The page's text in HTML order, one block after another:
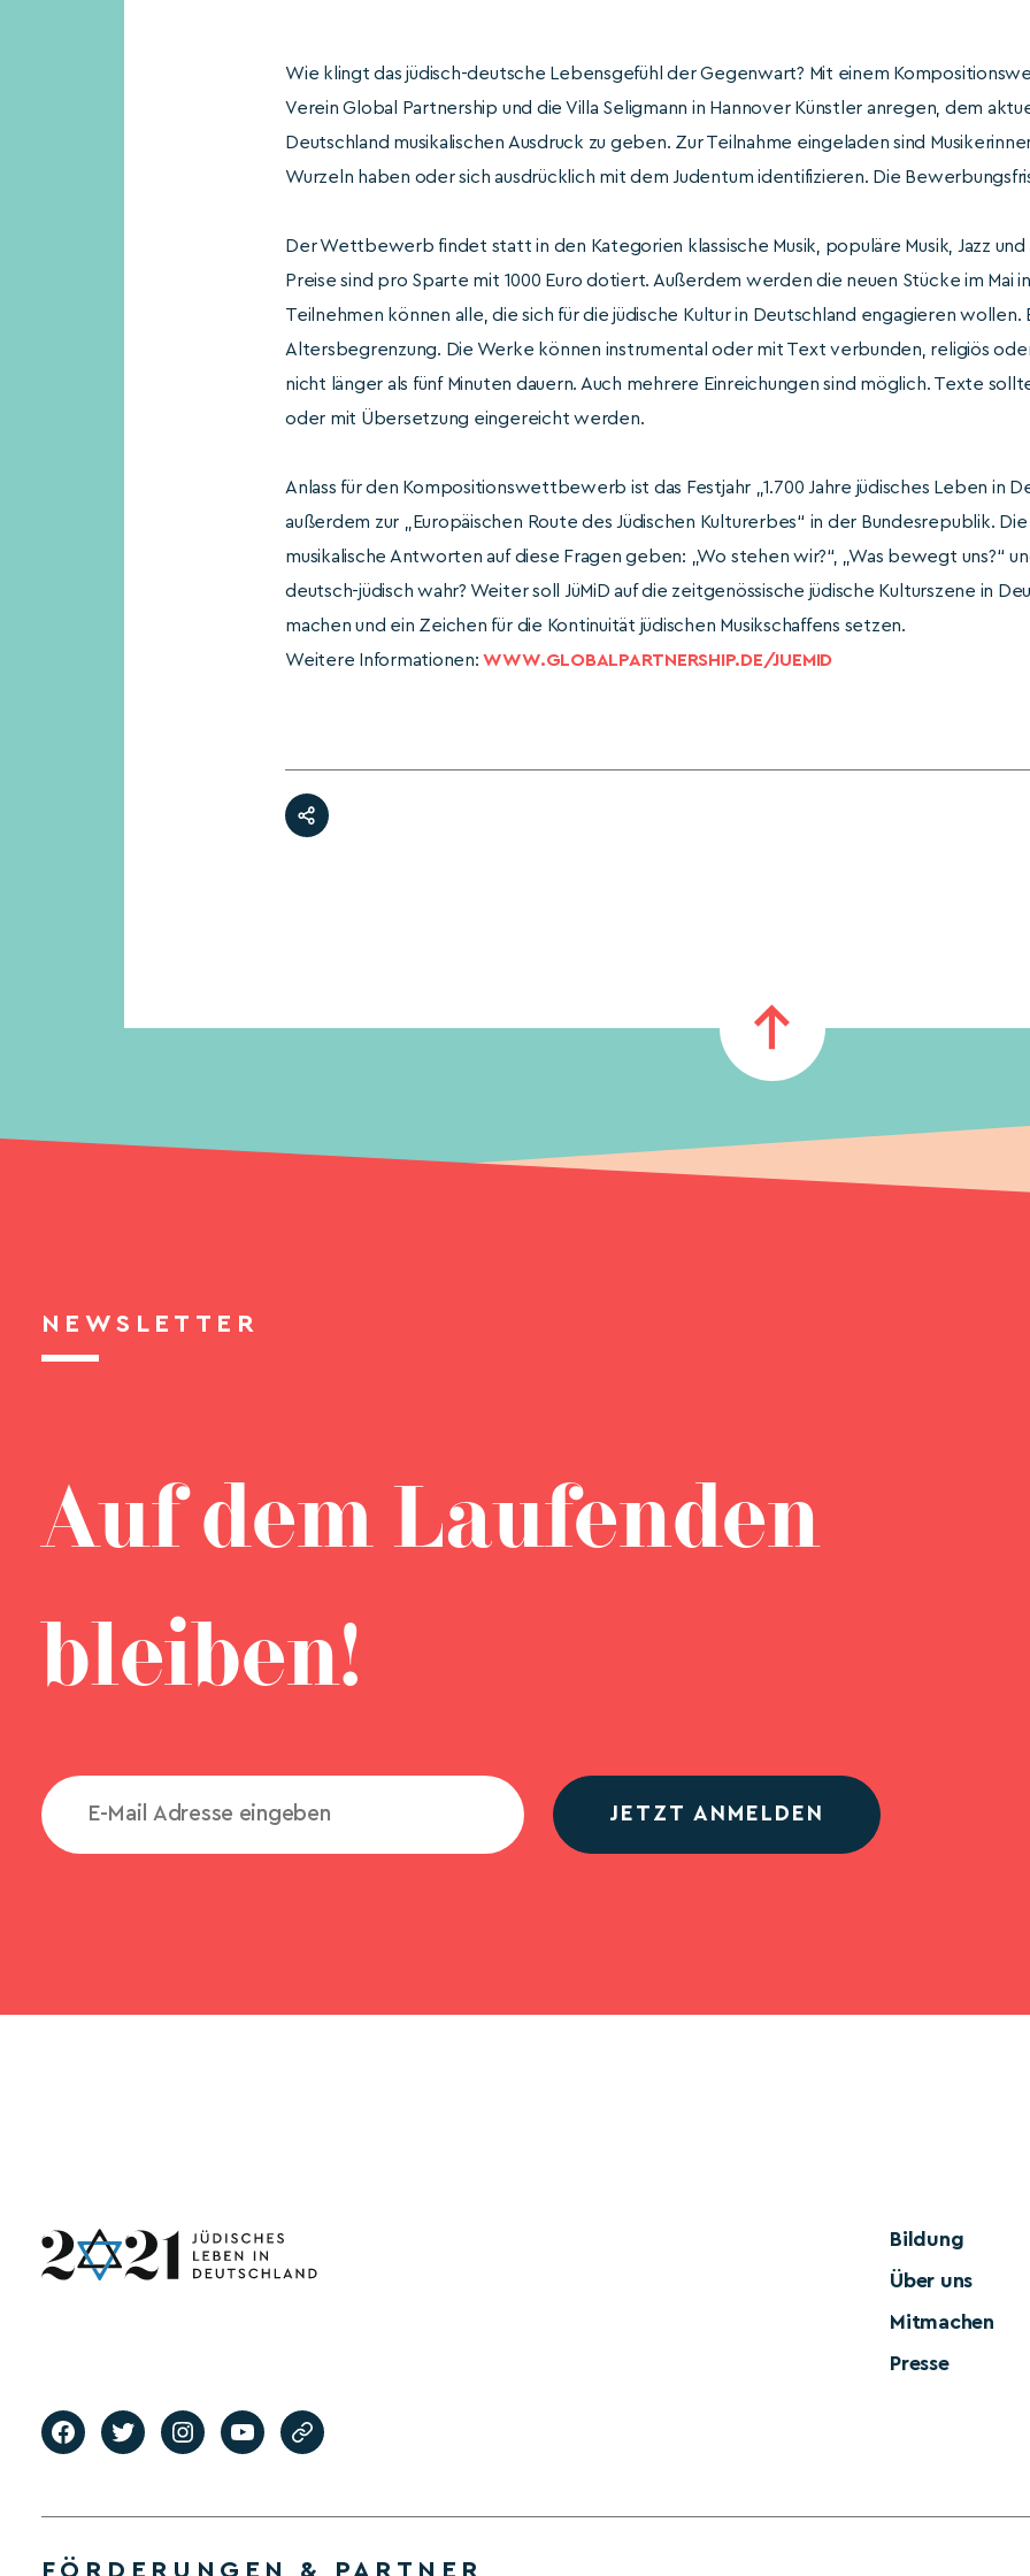
Wie klingt das jüdisch-deutsche Lebensgefühl der Gegenwart? Mit einem
Verein Global Partnership und die Villa Seligmann in Hannover Künstler anregen, dem
Deutschland musikalischen Ausdruck zu geben. Zur Teilnahme eingeladen sind
Wurzeln haben oder sich ausdrücklich mit dem Judentum identifizieren. Die
Der Wettbewerb findet statt in den Kategorien klassische Musik, populäre Musik, Jazz und
Preise sind pro Sparte mit 1000 Euro dotiert. Außerdem werden die neuen Stücke im Mai
Teilnehmen können alle, die sich für die jüdische Kultur in Deutschland engagieren wollen.
Altersbegrenzung. Die Werke können instrumental oder mit Text verbunden, religiös
nicht länger als fünf Minuten dauern. Auch mehrere Einreichungen sind möglich. Texte
oder mit Übersetzung eingereicht werden.
Anlass für den Kompositionswettbewerb ist das Festjahr „1.700 Jahre jüdisches Leben in
außerdem zur „Europäischen Route des Jüdischen Kulturerbes“ in der Bundesrepublik.
musikalische Antworten auf diese Fragen geben: „Wo stehen wir?“, „Was bewegt uns?“
deutsch-jüdisch wahr? Weiter soll JüMiD auf die zeitgenössische jüdische Kulturszene in
machen und ein Zeichen für die Kontinuität jüdischen Musikschaffens setzen.
Weitere Informationen:WWW.GLOBALPARTNERSHIP.DE/JUEMID
NEWSLETTER
Auf dem Laufenden
bleiben!
JETZT ANMELDEN
Bildung
Über uns
Mitmachen
Presse
FÖRDERUNGEN & PARTNER